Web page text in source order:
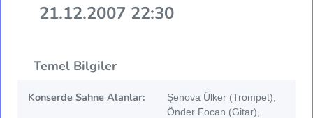
21.12.2007 22:30
Temel Bilgiler
Konserde Sahne Alanlar:
Şenova Ülker (Trompet),
Önder Focan (Gitar),